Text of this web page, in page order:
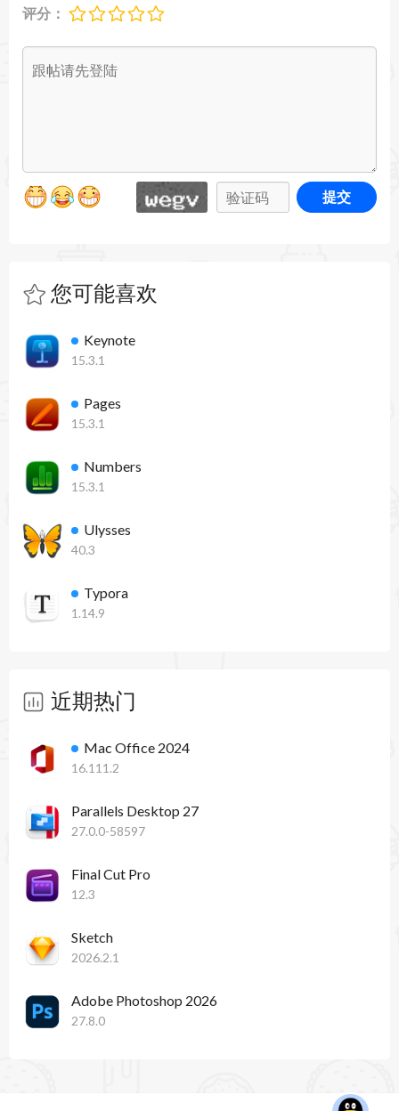
评分：
提交
您可能喜欢
Keynote
15.3.1
Pages
15.3.1
Numbers
15.3.1
Ulysses
40.3
Typora
1.14.9
近期热门
Mac Office 2024
16.111.2
Parallels Desktop 27
27.0.0-58597
Final Cut Pro
12.3
Sketch
2026.2.1
Adobe Photoshop 2026
27.8.0